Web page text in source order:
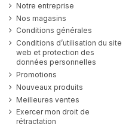
Notre entreprise
Nos magasins
Conditions générales
Conditions d’utilisation du site
web et protection des
données personnelles
Promotions
Nouveaux produits
Meilleures ventes
Exercer mon droit de
rétractation